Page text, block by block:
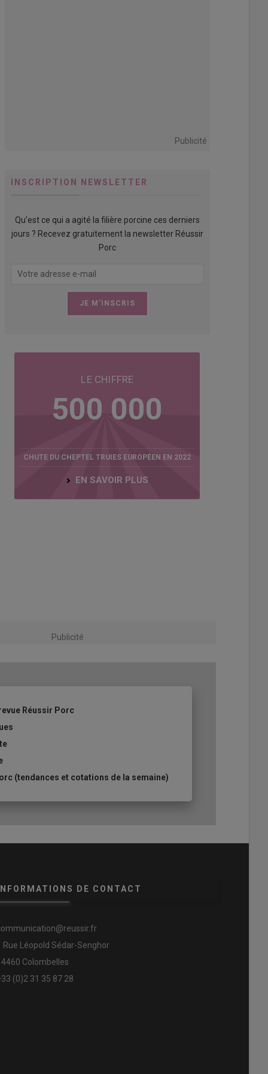
Publicité
INSCRIPTION NEWSLETTER
Qu’est ce qui a agité la filière porcine ces derniers
jours ? Recevez gratuitement la newsletter Réussir
Porc
LE CHIFFRE
500 000
CHUTE DU CHEPTEL TRUIES EUROPÉEN EN 2022
EN SAVOIR PLUS
Publicité
Réussir Porc
(tendances et cotations de la semaine)
INFORMATIONS DE CONTACT
Rue Léopold Sédar-Senghor
Colombelles
(0)2 31 35 87 28